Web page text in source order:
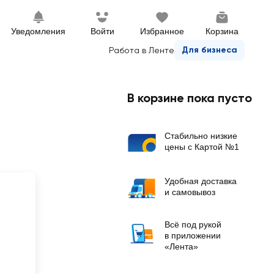
Уведомления Войти Избранное
Корзина
Работа в Ленте
Для бизнеса
В корзине пока пусто
Стабильно низкие
цены с Картой №1
Удобная доставка
и самовывоз
Всё под рукой
в приложении
«Лента»